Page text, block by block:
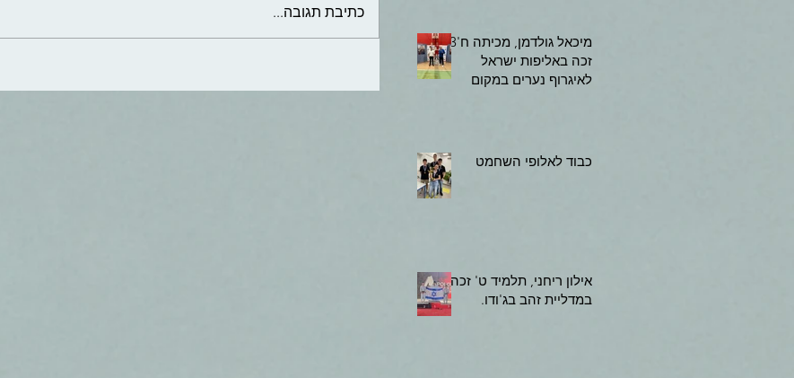
כתיבת תגובה...
מיכאל גולדמן, מכיתה ח'3
זכה באליפות ישראל
לאיגרוף נערים במקום
כבוד לאלופי השחמט
אילון ריחני, תלמיד ט' זכה
במדליית זהב בג'ודו.